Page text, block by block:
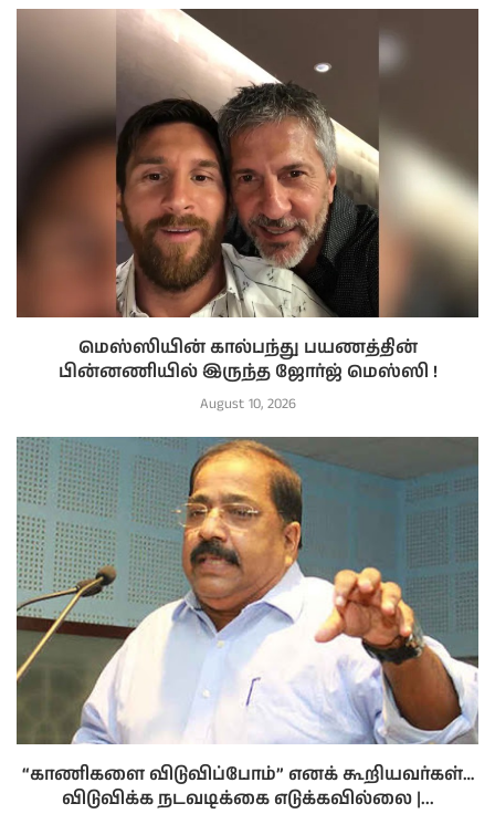
மெஸ்ஸியின் கால்பந்து பயணத்தின்
பின்னணியில் இருந்த ஜோர்ஜ் மெஸ்ஸி !
August 10, 2026
“காணிகளை விடுவிப்போம்” எனக் கூறியவர்கள்…
விடுவிக்க நடவடிக்கை எடுக்கவில்லை |...